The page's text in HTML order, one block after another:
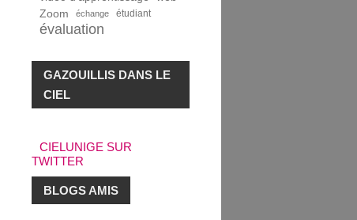
Zoom échange étudiant
évaluation
GAZOUILLIS DANS LE
CIEL
CIELUNIGE SUR
TWITTER
BLOGS AMIS